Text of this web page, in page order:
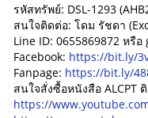
รหัสทรัพย์: DSL-1293
สนใจติดต่อ: โดม รัชดา
Line ID: 0655869872 หรื
Facebook: https://bit.ly/
Fanpage: https://bit.ly/
สนใจสั่งซื้อหนังสือ ALCPT
https://